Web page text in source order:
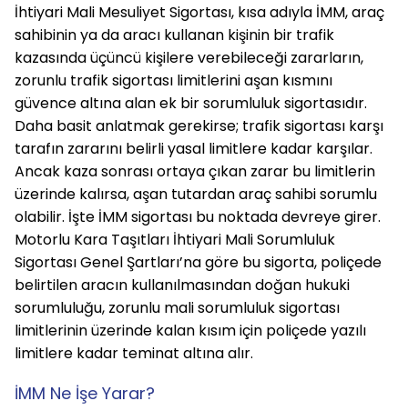
İhtiyari Mali Mesuliyet Sigortası, kısa adıyla İMM, araç
sahibinin ya da aracı kullanan kişinin bir trafik
kazasında üçüncü kişilere verebileceği zararların,
zorunlu trafik sigortası limitlerini aşan kısmını
güvence altına alan ek bir sorumluluk sigortasıdır.
Daha basit anlatmak gerekirse; trafik sigortası karşı
tarafın zararını belirli yasal limitlere kadar karşılar.
Ancak kaza sonrası ortaya çıkan zarar bu limitlerin
üzerinde kalırsa, aşan tutardan araç sahibi sorumlu
olabilir. İşte İMM sigortası bu noktada devreye girer.
Motorlu Kara Taşıtları İhtiyari Mali Sorumluluk
Sigortası Genel Şartları’na göre bu sigorta, poliçede
belirtilen aracın kullanılmasından doğan hukuki
sorumluluğu, zorunlu mali sorumluluk sigortası
limitlerinin üzerinde kalan kısım için poliçede yazılı
limitlere kadar teminat altına alır.
İMM Ne İşe Yarar?